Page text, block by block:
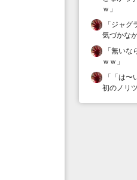
ｗ 」
「ジャグ
気づかな
「無いな
ｗｗ 」
「 「は
初のノリ